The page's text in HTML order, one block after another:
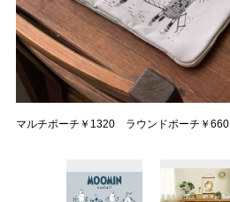
マルチポーチ￥1320 ラウンドポーチ￥660